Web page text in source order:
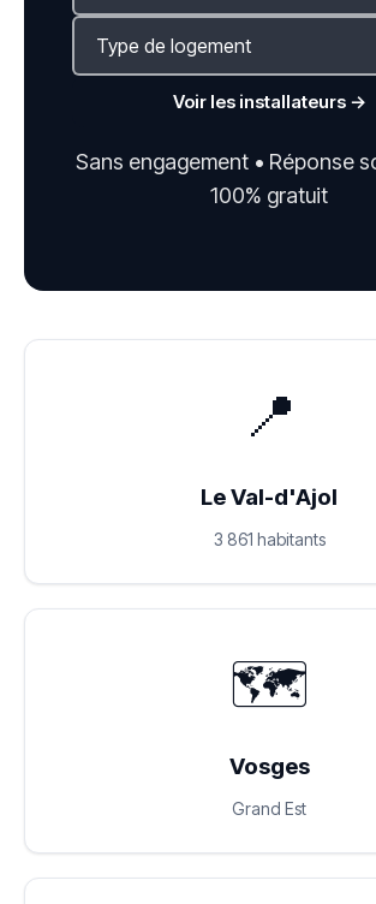
Voir les installateurs →
Sans engagement • Réponse
100% gratuit
📍
Le Val-d'Ajol
3 861 habitants
🗺️
Vosges
Grand Est